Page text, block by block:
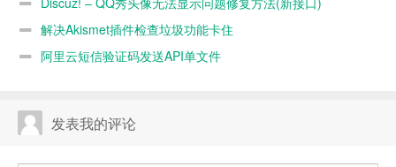
解决Akismet插件检查垃圾功能卡住
阿里云短信验证码发送API单文件
发表我的评论